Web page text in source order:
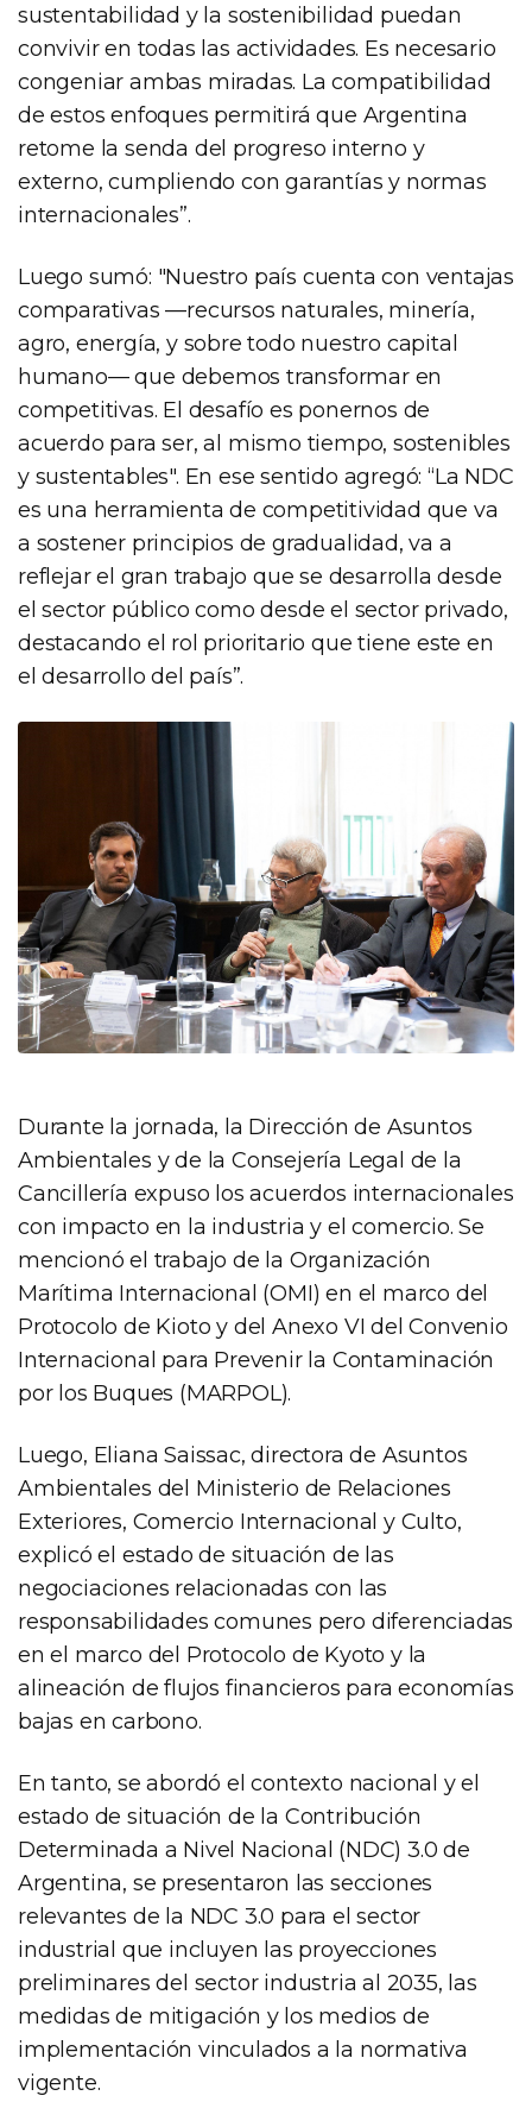
sustentabilidad y la sostenibilidad puedan
convivir en todas las actividades. Es necesario
congeniar ambas miradas. La compatibilidad
de estos enfoques permitirá que Argentina
retome la senda del progreso interno y
externo, cumpliendo con garantías y normas
internacionales”.
Luego sumó: "Nuestro país cuenta con ventajas
comparativas —recursos naturales, minería,
agro, energía, y sobre todo nuestro capital
humano— que debemos transformar en
competitivas. El desafío es ponernos de
acuerdo para ser, al mismo tiempo, sostenibles
y sustentables". En ese sentido agregó: “La NDC
es una herramienta de competitividad que va
a sostener principios de gradualidad, va a
reflejar el gran trabajo que se desarrolla desde
el sector público como desde el sector privado,
destacando el rol prioritario que tiene este en
el desarrollo del país”.
Durante la jornada, la Dirección de Asuntos
Ambientales y de la Consejería Legal de la
Cancillería expuso los acuerdos internacionales
con impacto en la industria y el comercio. Se
mencionó el trabajo de la Organización
Marítima Internacional (OMI) en el marco del
Protocolo de Kioto y del Anexo VI del Convenio
Internacional para Prevenir la Contaminación
por los Buques (MARPOL).
Luego, Eliana Saissac, directora de Asuntos
Ambientales del Ministerio de Relaciones
Exteriores, Comercio Internacional y Culto,
explicó el estado de situación de las
negociaciones relacionadas con las
responsabilidades comunes pero diferenciadas
en el marco del Protocolo de Kyoto y la
alineación de flujos financieros para economías
bajas en carbono.
En tanto, se abordó el contexto nacional y el
estado de situación de la Contribución
Determinada a Nivel Nacional (NDC) 3.0 de
Argentina, se presentaron las secciones
relevantes de la NDC 3.0 para el sector
industrial que incluyen las proyecciones
preliminares del sector industria al 2035, las
medidas de mitigación y los medios de
implementación vinculados a la normativa
vigente.